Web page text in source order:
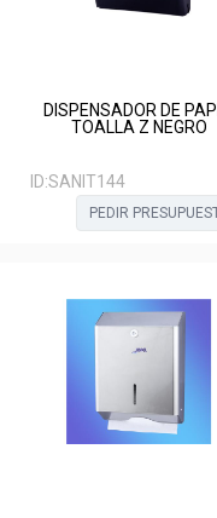
DISPENSADOR DE
TOALLA Z NEGRO
ID:SANIT144
PEDIR